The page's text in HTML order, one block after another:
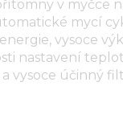
v myčce
mycí
vysoce
nastavení
vysoce účinný